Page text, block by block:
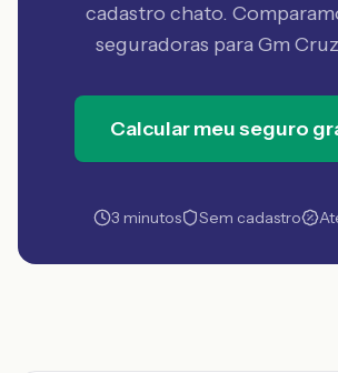
cadastro chato.
seguradoras para Gm
Calcular meu seguro
3 minutos Sem cadastro